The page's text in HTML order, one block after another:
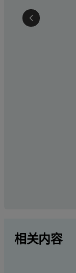
相关内容